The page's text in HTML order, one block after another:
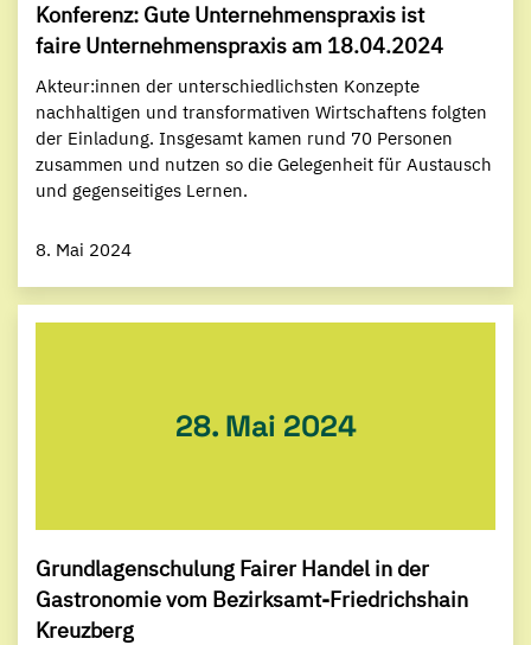
Konferenz: Gute Unternehmenspraxis ist
faire Unternehmenspraxis am 18.04.2024
Akteur:innen der unterschiedlichsten Konzepte
nachhaltigen und transformativen Wirtschaftens folgten
der Einladung. Insgesamt kamen rund 70 Personen
zusammen und nutzen so die Gelegenheit für Austausch
und gegenseitiges Lernen.
8. Mai 2024
28. Mai 2024
Grundlagenschulung Fairer Handel in der
Gastronomie vom Bezirksamt-Friedrichshain
Kreuzberg